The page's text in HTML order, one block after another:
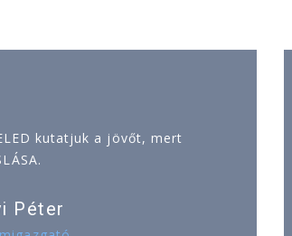
kutatjuk a jövőt, mert
Péter